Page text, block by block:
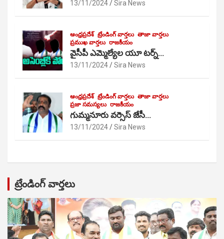
13/11/2024 Sira News
ఆంధ్రప్రదేశ్ ట్రేండింగ్ వార్తలు తాజా వార్తలు
ప్రముఖ వార్తలు రాజకీయం
వైసీపీ ఎమ్మెల్యేల యూ టర్న్…
13/11/2024 Sira News
ఆంధ్రప్రదేశ్ ట్రేండింగ్ వార్తలు తాజా వార్తలు
ప్రజా సమస్యలు రాజకీయం
గుమ్మనూరు వర్సెస్ జేసీ…
13/11/2024 Sira News
ట్రేండింగ్ వార్తలు